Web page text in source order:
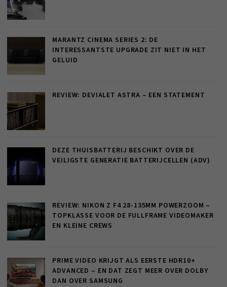
MARANTZ CINEMA SERIES 2: DE
INTERESSANTSTE UPGRADE ZIT NIET IN HET
GELUID
REVIEW: DEVIALET ASTRA – EEN STATEMENT
DEZE THUISBATTERIJ BESCHIKT OVER DE
VEILIGSTE GENERATIE BATTERIJCELLEN (ADV)
REVIEW: NIKON Z F4 28-135MM POWERZOOM –
TOPKLASSE VOOR DE FULLFRAME VIDEOMAKER
EN KLEINE CREWS
PRIME VIDEO KRIJGT ALS EERSTE HDR10+
ADVANCED – EN DAT ZEGT MEER OVER DOLBY
DAN OVER SAMSUNG